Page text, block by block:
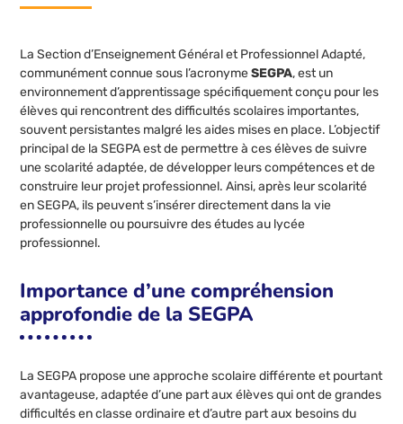
La Section d’Enseignement Général et Professionnel Adapté,
communément connue sous l’acronymeSEGPA, est un
environnement d’apprentissage spécifiquement conçu pour les
élèves qui rencontrent des difficultés scolaires importantes,
souvent persistantes malgré les aides mises en place. L’objectif
principal de la SEGPA est de permettre à ces élèves de suivre
une scolarité adaptée, de développer leurs compétences et de
construire leur projet professionnel. Ainsi, après leur scolarité
en SEGPA, ils peuvent s’insérer directement dans la vie
professionnelle ou poursuivre des études au lycée
professionnel.
Importance d’une compréhension
approfondie de la SEGPA
La SEGPA propose une approche scolaire différente et pourtant
avantageuse, adaptée d’une part aux élèves qui ont de grandes
difficultés en classe ordinaire et d’autre part aux besoins du